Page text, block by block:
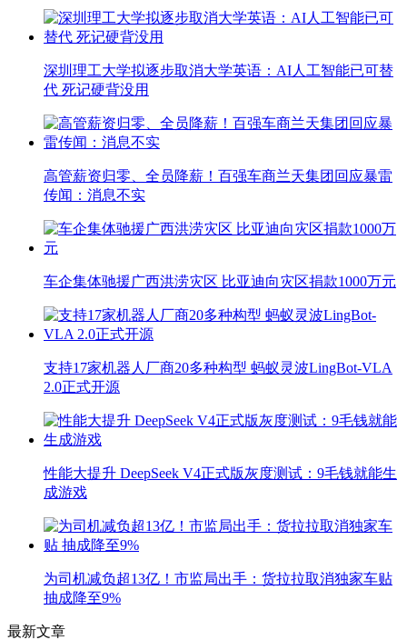
深圳理工大学拟逐步取消大学英语：AI人工智能已可替
代 死记硬背没用
高管薪资归零、全员降薪！百强车商兰天集团回应暴雷
传闻：消息不实
车企集体驰援广西洪涝灾区 比亚迪向灾区捐款1000万元
支持17家机器人厂商20多种构型 蚂蚁灵波LingBot-VLA
2.0正式开源
性能大提升 DeepSeek V4正式版灰度测试：9毛钱就能生
成游戏
为司机减负超13亿！市监局出手：货拉拉取消独家车贴
抽成降至9%
最新文章